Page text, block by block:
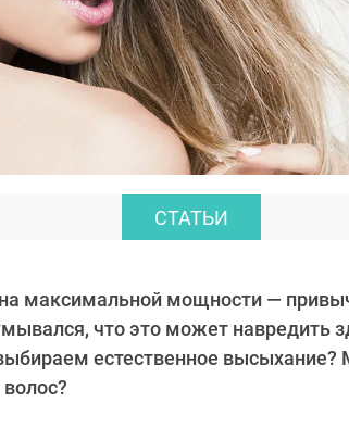
СТАТЬИ
максимальной мощности —
что это может навредить
естественное высыхание?